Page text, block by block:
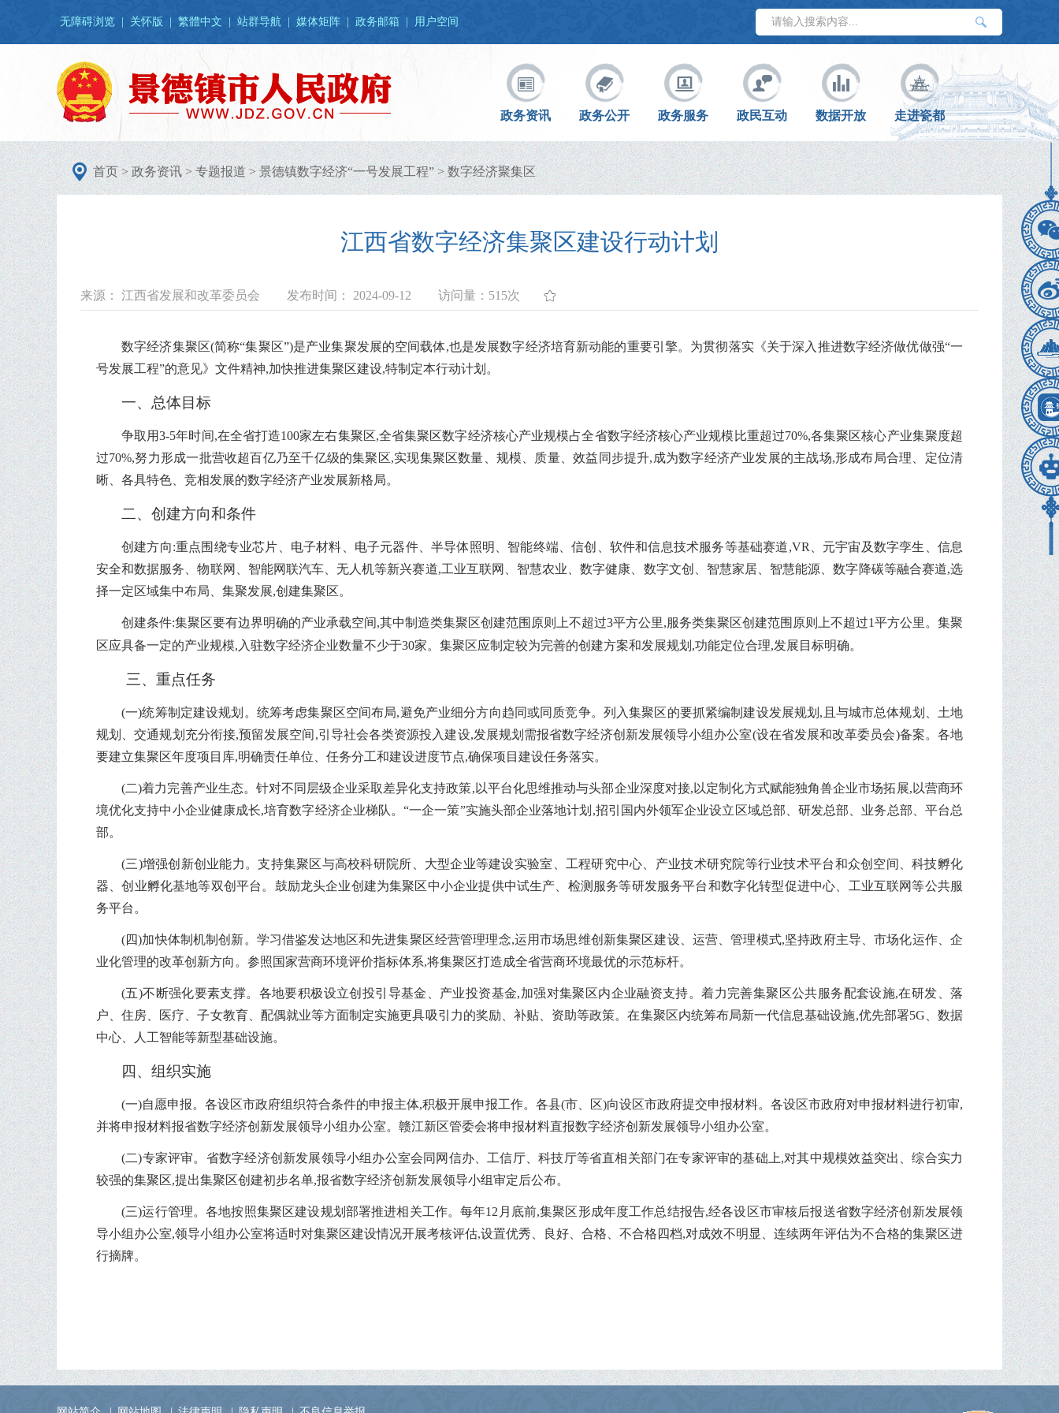
无障碍浏览 关怀版 繁體中文 站群导航 媒体矩阵 政务邮箱 用户空间
政务资讯 政务公开 政务服务 政民互动 数据开放 走进瓷都
首页>政务资讯>专题报道>景德镇数字经济“一号发展工程”>数字经济聚集区
江西省数字经济集聚区建设行动计划
来源： 江西省发展和改革委员会 发布时间： 2024-09-12 访问量： 515次
数字经济集聚区(简称“集聚区”)是产业集聚发展的空间载体,也是发展数字经济培育新动能的重要引擎。为贯彻落实《关于深入推进数字经济做优做强“一
号发展工程”的意见》文件精神,加快推进集聚区建设,特制定本行动计划。
一、总体目标
争取用3-5年时间,在全省打造100家左右集聚区,全省集聚区数字经济核心产业规模占全省数字经济核心产业规模比重超过70%,各集聚区核心产业集聚度超
过70%,努力形成一批营收超百亿乃至千亿级的集聚区,实现集聚区数量、规模、质量、效益同步提升,成为数字经济产业发展的主战场,形成布局合理、定位清
晰、各具特色、竞相发展的数字经济产业发展新格局。
二、创建方向和条件
创建方向:重点围绕专业芯片、电子材料、电子元器件、半导体照明、智能终端、信创、软件和信息技术服务等基础赛道,VR、元宇宙及数字孪生、信息
安全和数据服务、物联网、智能网联汽车、无人机等新兴赛道,工业互联网、智慧农业、数字健康、数字文创、智慧家居、智慧能源、数字降碳等融合赛道,选
择一定区域集中布局、集聚发展,创建集聚区。
创建条件:集聚区要有边界明确的产业承载空间,其中制造类集聚区创建范围原则上不超过3平方公里,服务类集聚区创建范围原则上不超过1平方公里。集聚
区应具备一定的产业规模,入驻数字经济企业数量不少于30家。集聚区应制定较为完善的创建方案和发展规划,功能定位合理,发展目标明确。
三、重点任务
(一)统筹制定建设规划。统筹考虑集聚区空间布局,避免产业细分方向趋同或同质竞争。列入集聚区的要抓紧编制建设发展规划,且与城市总体规划、土地
规划、交通规划充分衔接,预留发展空间,引导社会各类资源投入建设,发展规划需报省数字经济创新发展领导小组办公室(设在省发展和改革委员会)备案。各地
要建立集聚区年度项目库,明确责任单位、任务分工和建设进度节点,确保项目建设任务落实。
(二)着力完善产业生态。针对不同层级企业采取差异化支持政策,以平台化思维推动与头部企业深度对接,以定制化方式赋能独角兽企业市场拓展,以营商环
境优化支持中小企业健康成长,培育数字经济企业梯队。“一企一策”实施头部企业落地计划,招引国内外领军企业设立区域总部、研发总部、业务总部、平台总
部。
(三)增强创新创业能力。支持集聚区与高校科研院所、大型企业等建设实验室、工程研究中心、产业技术研究院等行业技术平台和众创空间、科技孵化
器、创业孵化基地等双创平台。鼓励龙头企业创建为集聚区中小企业提供中试生产、检测服务等研发服务平台和数字化转型促进中心、工业互联网等公共服
务平台。
(四)加快体制机制创新。学习借鉴发达地区和先进集聚区经营管理理念,运用市场思维创新集聚区建设、运营、管理模式,坚持政府主导、市场化运作、企
业化管理的改革创新方向。参照国家营商环境评价指标体系,将集聚区打造成全省营商环境最优的示范标杆。
(五)不断强化要素支撑。各地要积极设立创投引导基金、产业投资基金,加强对集聚区内企业融资支持。着力完善集聚区公共服务配套设施,在研发、落
户、住房、医疗、子女教育、配偶就业等方面制定实施更具吸引力的奖励、补贴、资助等政策。在集聚区内统筹布局新一代信息基础设施,优先部署5G、数据
中心、人工智能等新型基础设施。
四、组织实施
(一)自愿申报。各设区市政府组织符合条件的申报主体,积极开展申报工作。各县(市、区)向设区市政府提交申报材料。各设区市政府对申报材料进行初审,
并将申报材料报省数字经济创新发展领导小组办公室。赣江新区管委会将申报材料直报数字经济创新发展领导小组办公室。
(二)专家评审。省数字经济创新发展领导小组办公室会同网信办、工信厅、科技厅等省直相关部门在专家评审的基础上,对其中规模效益突出、综合实力
较强的集聚区,提出集聚区创建初步名单,报省数字经济创新发展领导小组审定后公布。
(三)运行管理。各地按照集聚区建设规划部署推进相关工作。每年12月底前,集聚区形成年度工作总结报告,经各设区市审核后报送省数字经济创新发展领
导小组办公室,领导小组办公室将适时对集聚区建设情况开展考核评估,设置优秀、良好、合格、不合格四档,对成效不明显、连续两年评估为不合格的集聚区进
行摘牌。